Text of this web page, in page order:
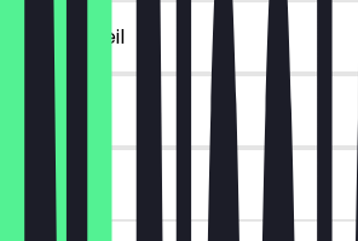
~€ 4 Vorteil
30 Tage
vor Ort